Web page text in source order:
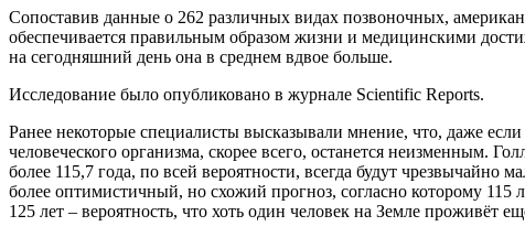
Сопоставив данные о 262 различных видах позвоночных,
обеспечивается правильным образом жизни и медицинскими
на сегодняшний день она в среднем вдвое больше.
Исследование было опубликовано в журнале Scientific Reports.
Ранее некоторые специалисты высказывали мнение, что, даже
человеческого организма, скорее всего, останется неизменным.
более 115,7 года, по всей вероятности, всегда будут
более оптимистичный, но схожий прогноз, согласно которому 115
125 лет – вероятность, что хоть один человек на Земле проживёт